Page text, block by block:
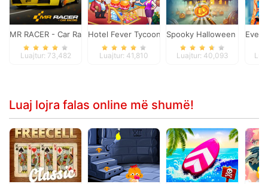
MR RACER - Car Racing
Luajtur: 73,482
Hotel Fever Tycoon
Luajtur: 41,810
Spooky Halloween Hidden
Luajtur: 40,093
Ever
Luaj lojra falas online më shumë!